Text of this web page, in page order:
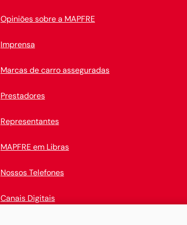
Opiniões sobre a MAPFRE
Imprensa
Marcas de carro asseguradas
Prestadores
Representantes
MAPFRE em Libras
Nossos Telefones
Canais Digitais